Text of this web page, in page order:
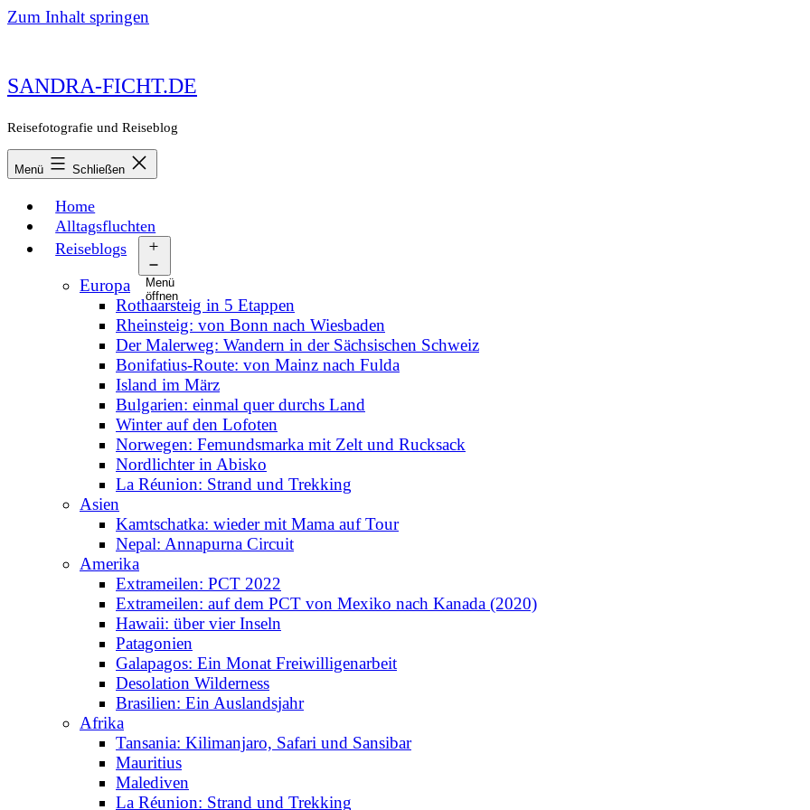
Zum Inhalt springen
SANDRA-FICHT.DE
Reisefotografie und Reiseblog
Menü Schließen
Home
Alltagsfluchten
Reiseblogs
Menü
öffnen
Europa
Rothaarsteig in 5 Etappen
Rheinsteig: von Bonn nach Wiesbaden
Der Malerweg: Wandern in der Sächsischen Schweiz
Bonifatius-Route: von Mainz nach Fulda
Island im März
Bulgarien: einmal quer durchs Land
Winter auf den Lofoten
Norwegen: Femundsmarka mit Zelt und Rucksack
Nordlichter in Abisko
La Réunion: Strand und Trekking
Asien
Kamtschatka: wieder mit Mama auf Tour
Nepal: Annapurna Circuit
Amerika
Extrameilen: PCT 2022
Extrameilen: auf dem PCT von Mexiko nach Kanada (2020)
Hawaii: über vier Inseln
Patagonien
Galapagos: Ein Monat Freiwilligenarbeit
Desolation Wilderness
Brasilien: Ein Auslandsjahr
Afrika
Tansania: Kilimanjaro, Safari und Sansibar
Mauritius
Malediven
La Réunion: Strand und Trekking